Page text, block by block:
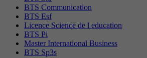
BTS Communication
BTS Esf
Licence Science de l education
BTS Pi
Master International Business
BTS Sp3s